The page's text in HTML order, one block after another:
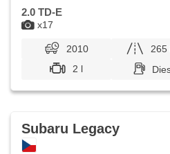
x17
2.0 TD-E
2010 265
2 l
Subaru Legacy